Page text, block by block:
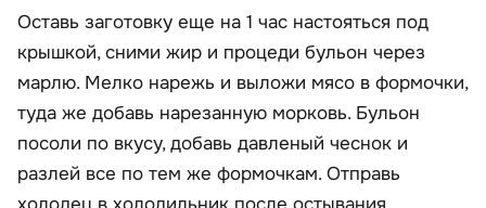
Оставь заготовку еще на 1 час настояться под
крышкой, сними жир и процеди бульон через
марлю. Мелко нарежь и выложи мясо в формочки,
туда же добавь нарезанную морковь. Бульон
посоли по вкусу, добавь давленый чеснок и
разлей все по тем же формочкам. Отправь